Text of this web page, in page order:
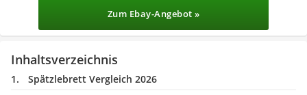
Zum Ebay-Angebot »
Inhaltsverzeichnis
Spätzlebrett Vergleich 2026